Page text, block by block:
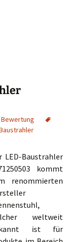
Bewertung
LED-Baustrahler
kommt
renommierten
weltweit
ist für